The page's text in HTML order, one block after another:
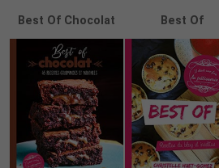
Best Of Chocolat Best Of